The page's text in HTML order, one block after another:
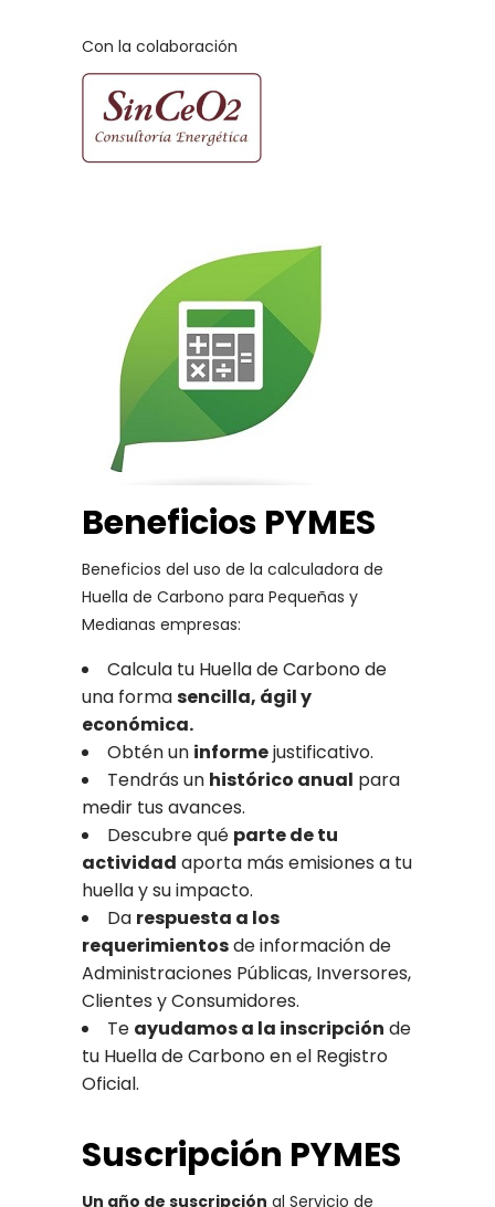
Con la colaboración
Beneficios PYMES
Beneficios del uso de la calculadora de
Huella de Carbono para Pequeñas y
Medianas empresas:
Calcula tu Huella de Carbono de
una formasencilla, ágil y
económica.
Obtén un informejustificativo.
Tendrás un histórico anual para
medir tus avances.
Descubre qué parte de tu
actividad aporta más emisiones a tu
huella y su impacto.
Da respuesta a los
requerimientosde información de
Administraciones Públicas, Inversores,
Clientes y Consumidores.
Te ayudamos a la inscripción de
tu Huella de Carbono en el Registro
Oficial.
Suscripción PYMES
Un año de suscripción al Servicio de